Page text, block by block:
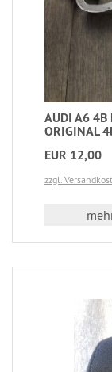
AUDI A6 4B
ORIGINAL
EUR 12,00
zzgl.